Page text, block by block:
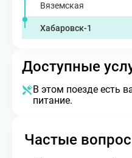
Вяземская
Хабаровск-1
Доступные
В этом поезде есть
питание.
Частые